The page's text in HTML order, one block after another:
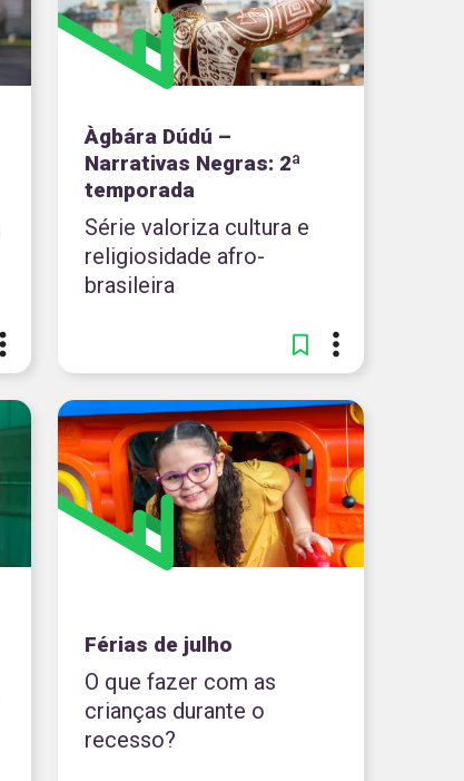
Àgbára Dúdú –
Narrativas Negras: 2ª
temporada
Série valoriza cultura e
religiosidade afro-
brasileira
Férias de julho
O que fazer com as
crianças durante o
recesso?